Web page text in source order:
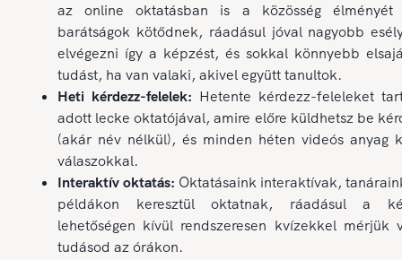
az online oktatásban is a közösség
barátságok kötődnek, ráadásul jóval nagyobb
elvégezni így a képzést, és sokkal könnyebb
tudást, ha van valaki, akivel együtt tanultok.
Heti kérdezz-felelek: Hetente kérdezz-feleleket
adott lecke oktatójával, amire előre küldhetsz be
(akár név nélkül), és minden héten videós anyag
válaszokkal.
Interaktív oktatás: Oktatásaink interaktívak,
példákon keresztül oktatnak, ráadásul a
lehetőségen kívül rendszeresen kvízekkel mérjük
tudásod az órákon.